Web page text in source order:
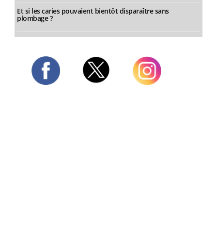
Et si les caries pouvaient bientôt disparaître sans
plombage ?